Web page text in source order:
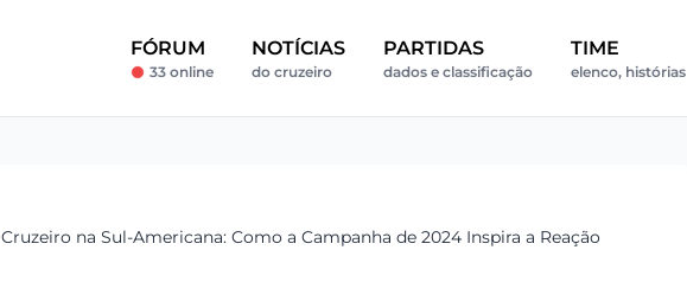
FÓRUM
33 online
NOTÍCIAS
do cruzeiro
PARTIDAS
dados e classificação
TIME
elenco, histórias
Cruzeiro na Sul-Americana: Como a Campanha de 2024 Inspira a Reação